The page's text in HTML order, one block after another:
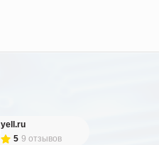
yell.ru
5 9 отзывов